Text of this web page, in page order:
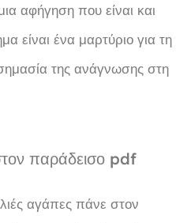
αφήγηση που είναι και
είναι ένα μαρτύριο για τη
της ανάγνωσης στη
παράδεισο pdf
αγάπες πάνε στον